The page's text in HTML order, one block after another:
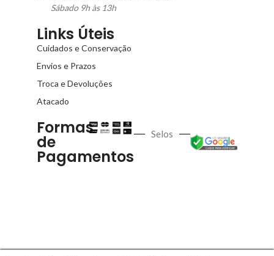
Sábado 9h às 13h
Links Úteis
Cuidados e Conservação
Envios e Prazos
Troca e Devoluções
Atacado
Formas
de
Pagamentos
Selos